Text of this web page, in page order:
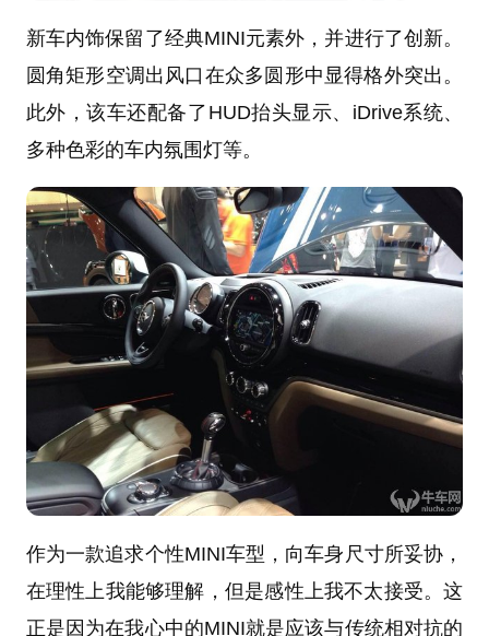
新车内饰保留了经典MINI元素外，并进行了创新。
圆角矩形空调出风口在众多圆形中显得格外突出。
此外，该车还配备了HUD抬头显示、iDrive系统、
多种色彩的车内氛围灯等。
作为一款追求个性MINI车型，向车身尺寸所妥协，
在理性上我能够理解，但是感性上我不太接受。这
正是因为在我心中的MINI就是应该与传统相对抗的